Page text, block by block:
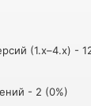
(1.x–4.x) -
- 2 (0%)